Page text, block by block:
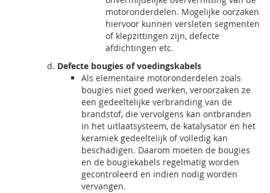
motoronderdelen. Mogelijke oorzaken
hiervoor kunnen versleten segmenten
of klepzittingen zijn, defecte
afdichtingen etc.
Defecte bougies of voedingskabels
Als elementaire motoronderdelen zoals
bougies niet goed werken, veroorzaken ze
een gedeeltelijke verbranding van de
brandstof, die vervolgens kan ontbranden
in het uitlaatsysteem, de katalysator en het
keramiek gedeeltelijk of volledig kan
beschadigen. Daarom moeten de bougies
en de bougiekabels regelmatig worden
gecontroleerd en indien nodig worden
vervangen.